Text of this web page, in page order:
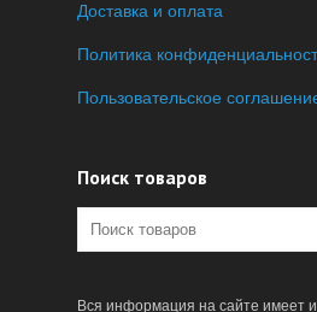
Доставка и оплата
Политика
Пользовательское
Поиск товаров
Вся информация на сайте имеет